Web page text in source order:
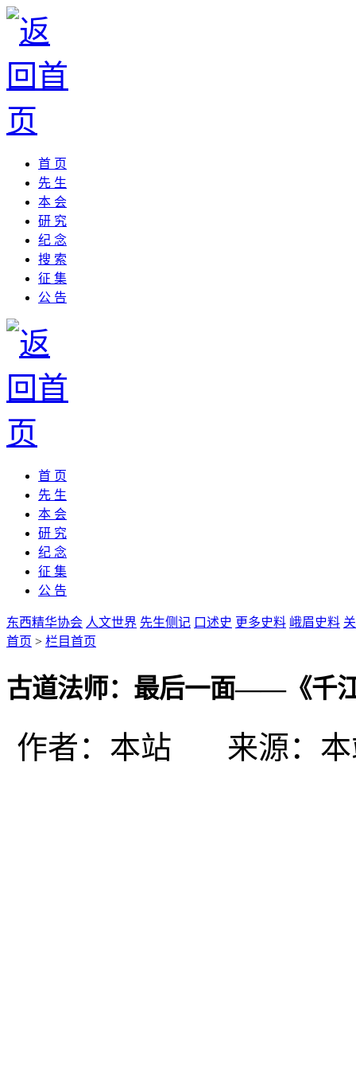
首 页
先 生
本 会
研 究
纪 念
搜 索
征 集
公 告
首 页
先 生
本 会
研 究
纪 念
征 集
公 告
东西精华协会 人文世界 先生侧记 口述史 更多史料 峨眉史料
首页 > 栏目首页
古道法师：最后一面——《千
作者： 本站 来源：